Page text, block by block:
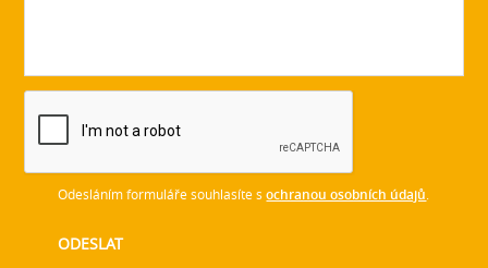
Odesláním formuláře souhlasíte sochranou osobních údajů